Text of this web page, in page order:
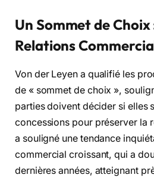
Un Sommet de
Relations
Von der Leyen a qualifié les
de « sommet de choix »,
parties doivent décider si elles
concessions pour préserver la
a souligné une tendance
commercial croissant, qui a
dernières années, atteignant